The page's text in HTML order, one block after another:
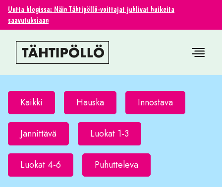
Uutta blogissa: Näin Tähtipöllö-voittajat juhlivat huikeita
saavutuksiaan
Kaikki Hauska Innostava
Jännittävä Luokat 1-3
Luokat 4-6 Puhutteleva